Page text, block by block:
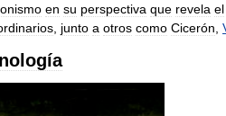
en su perspectiva que revela el
junto a otros como Cicerón